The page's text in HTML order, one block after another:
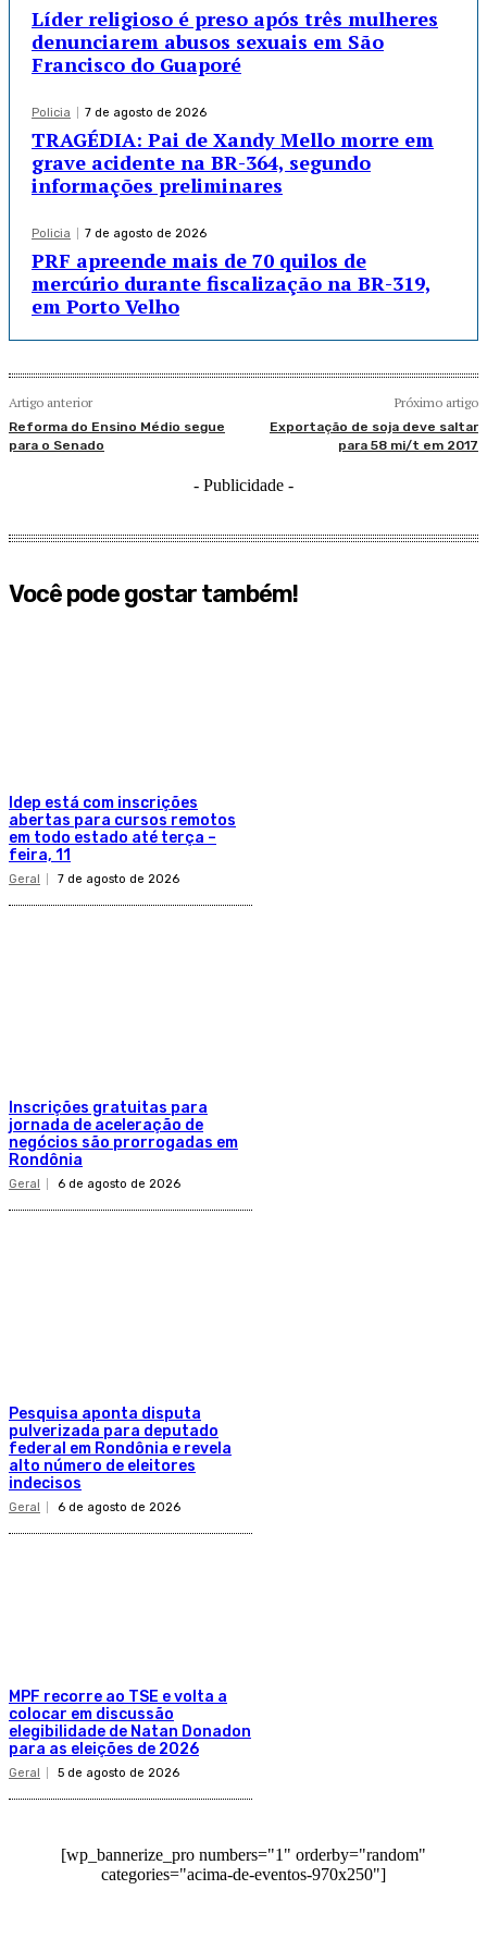
Líder religioso é preso após três mulheres
denunciarem abusos sexuais em São
Francisco do Guaporé
Policia 7 de agosto de 2026
TRAGÉDIA: Pai de Xandy Mello morre em
grave acidente na BR-364, segundo
informações preliminares
Policia 7 de agosto de 2026
PRF apreende mais de 70 quilos de
mercúrio durante fiscalização na BR-319,
em Porto Velho
Artigo anterior
Reforma do Ensino Médio segue
para o Senado
Próximo artigo
Exportação de soja deve saltar
para 58 mi/t em 2017
- Publicidade -
Você pode gostar também!
Idep está com inscrições
abertas para cursos remotos
em todo estado até terça –
feira, 11
Geral 7 de agosto de 2026
Inscrições gratuitas para
jornada de aceleração de
negócios são prorrogadas em
Rondônia
Geral 6 de agosto de 2026
Pesquisa aponta disputa
pulverizada para deputado
federal em Rondônia e revela
alto número de eleitores
indecisos
Geral 6 de agosto de 2026
MPF recorre ao TSE e volta a
colocar em discussão
elegibilidade de Natan Donadon
para as eleições de 2026
Geral 5 de agosto de 2026
[wp_bannerize_pro numbers="1" orderby="random"
categories="acima-de-eventos-970x250"]